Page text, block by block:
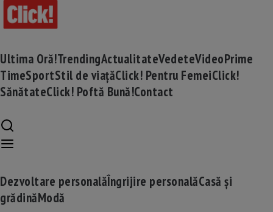
Ultima Oră!TrendingActualitateVedeteVideoPrime
TimeSportStil de viațăClick! Pentru FemeiClick!
SănătateClick! Poftă Bună!Contact
Dezvoltare personalăÎngrijire personalăCasă și
grădinăModă